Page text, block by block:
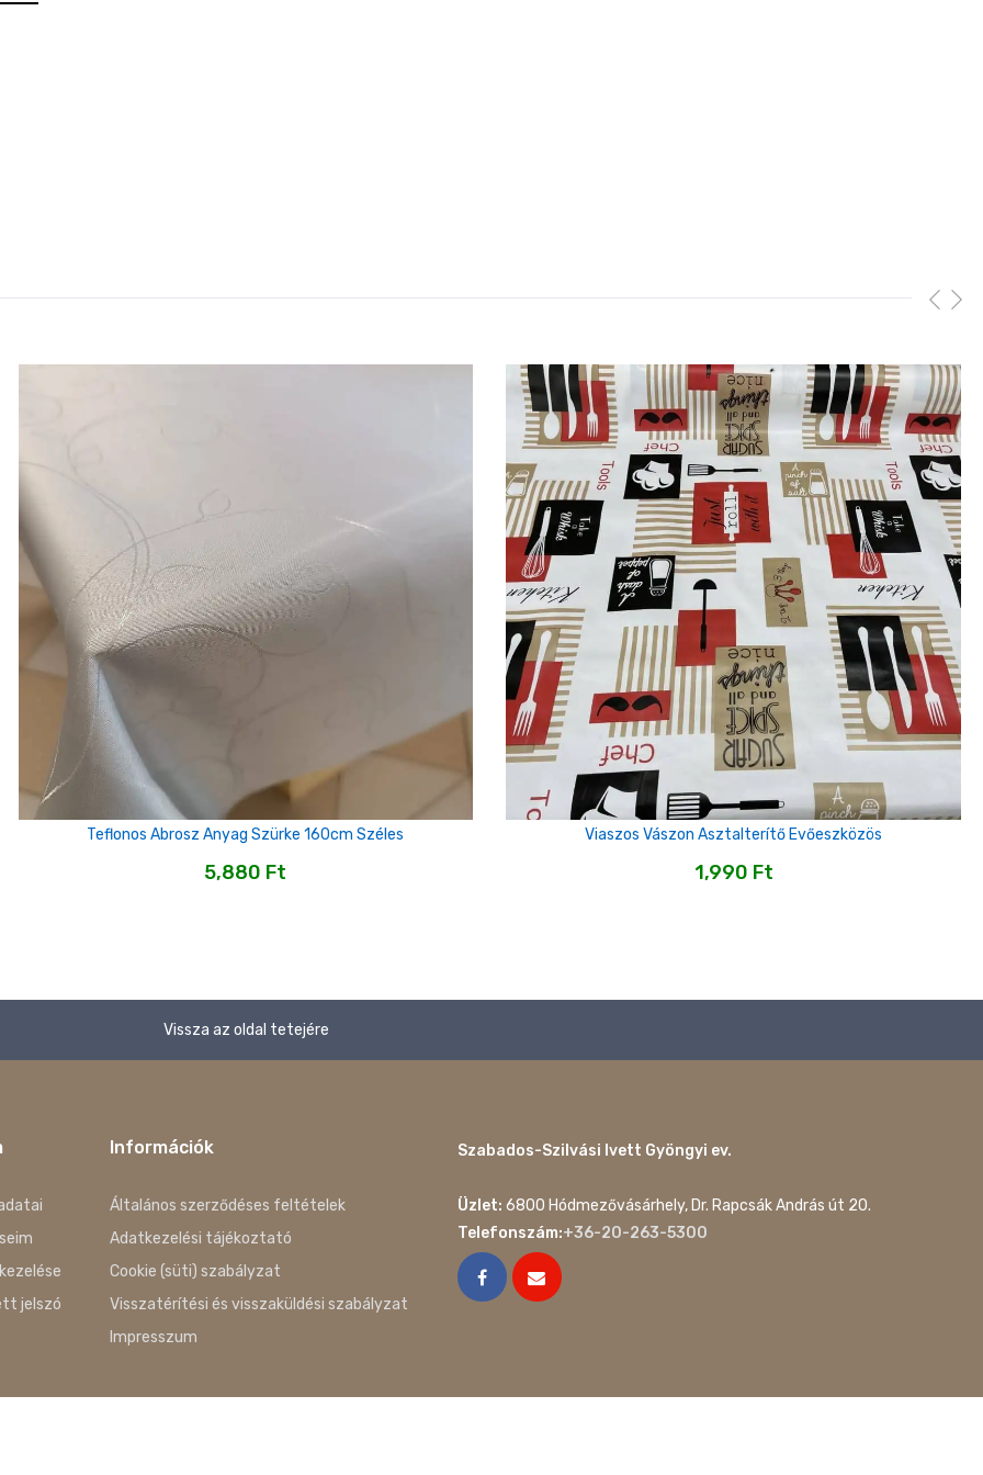
Teflonos Abrosz Anyag Szürke 160cm Széles
5,880 Ft
Viaszos Vászon Asztalterítő Evőeszközös
1,990 Ft
Vissza az oldal tetejére
jelszó
Információk
Általános szerződéses feltételek
Adatkezelési tájékoztató
Cookie (süti) szabályzat
Visszatérítési és visszaküldési szabályzat
Impresszum
Szabados-Szilvási Ivett Gyöngyi ev.
Üzlet: 6800 Hódmezővásárhely, Dr. Rapcsák András út 20.
Telefonszám:+36-20-263-5300